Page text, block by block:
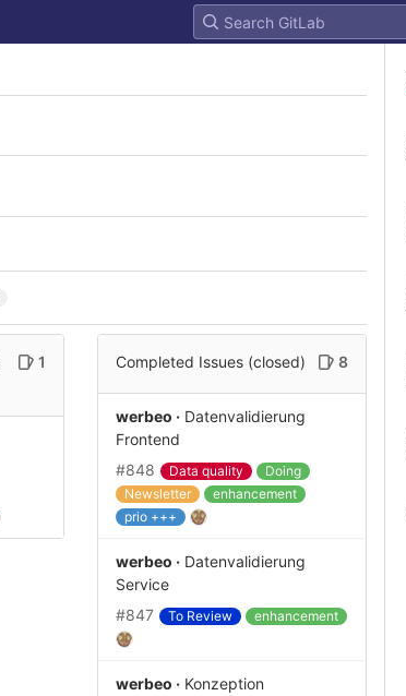
1 Completed Issues (closed) 8
werbeo · Datenvalidierung
Frontend
#848
Data quality
Doing
Newsletter
enhancement
prio +++
werbeo · Datenvalidierung
Service
#847
To Review enhancement
werbeo · Konzeption